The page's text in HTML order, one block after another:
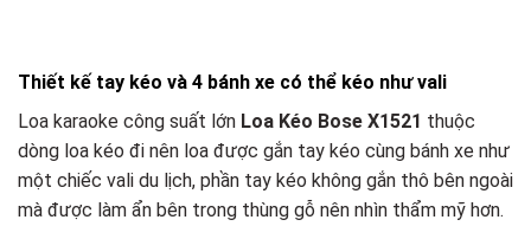
Thiết kế tay kéo và 4 bánh xe có thể kéo như vali
Loa karaoke công suất lớn Loa Kéo Bose X1521 thuộc
dòng loa kéo đi nên loa được gắn tay kéo cùng bánh xe như
một chiếc vali du lịch, phần tay kéo không gắn thô bên ngoài
mà được làm ẩn bên trong thùng gỗ nên nhìn thẩm mỹ hơn.